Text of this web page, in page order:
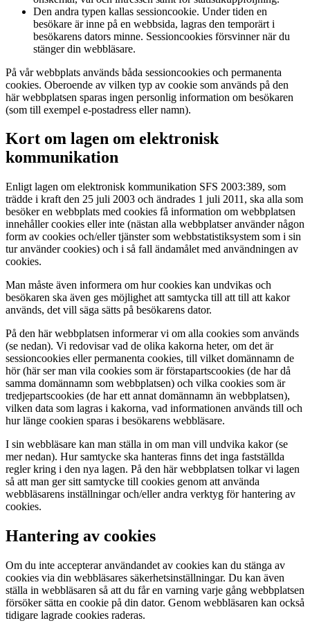
Den andra typen kallas sessioncookie. Under tiden en
besökare är inne på en webbsida, lagras den temporärt i
besökarens dators minne. Sessioncookies försvinner när du
stänger din webbläsare.
På vår webbplats används båda sessioncookies och permanenta
cookies. Oberoende av vilken typ av cookie som används på den
här webbplatsen sparas ingen personlig information om besökaren
(som till exempel e-postadress eller namn).
Kort om lagen om elektronisk
kommunikation
Enligt lagen om elektronisk kommunikation SFS 2003:389, som
trädde i kraft den 25 juli 2003 och ändrades 1 juli 2011, ska alla som
besöker en webbplats med cookies få information om webbplatsen
innehåller cookies eller inte (nästan alla webbplatser använder någon
form av cookies och/eller tjänster som webbstatistiksystem som i sin
tur använder cookies) och i så fall ändamålet med användningen av
cookies.
Man måste även informera om hur cookies kan undvikas och
besökaren ska även ges möjlighet att samtycka till att till att kakor
används, det vill säga sätts på besökarens dator.
På den här webbplatsen informerar vi om alla cookies som används
(se nedan). Vi redovisar vad de olika kakorna heter, om det är
sessioncookies eller permanenta cookies, till vilket domännamn de
hör (här ser man vila cookies som är förstapartscookies (de har då
samma domännamn som webbplatsen) och vilka cookies som är
tredjepartscookies (de har ett annat domännamn än webbplatsen),
vilken data som lagras i kakorna, vad informationen används till och
hur länge cookien sparas i besökarens webbläsare.
I sin webbläsare kan man ställa in om man vill undvika kakor (se
mer nedan). Hur samtycke ska hanteras finns det inga fastställda
regler kring i den nya lagen. På den här webbplatsen tolkar vi lagen
så att man ger sitt samtycke till cookies genom att använda
webbläsarens inställningar och/eller andra verktyg för hantering av
cookies.
Hantering av cookies
Om du inte accepterar användandet av cookies kan du stänga av
cookies via din webbläsares säkerhetsinställningar. Du kan även
ställa in webbläsaren så att du får en varning varje gång webbplatsen
försöker sätta en cookie på din dator. Genom webbläsaren kan också
tidigare lagrade cookies raderas.